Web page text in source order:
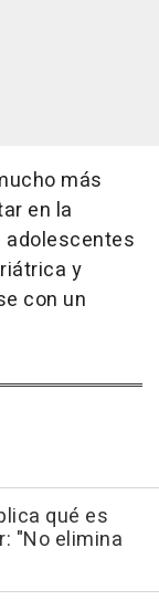
más
en la
adolescentes
y
con un
qué es
"No elimina